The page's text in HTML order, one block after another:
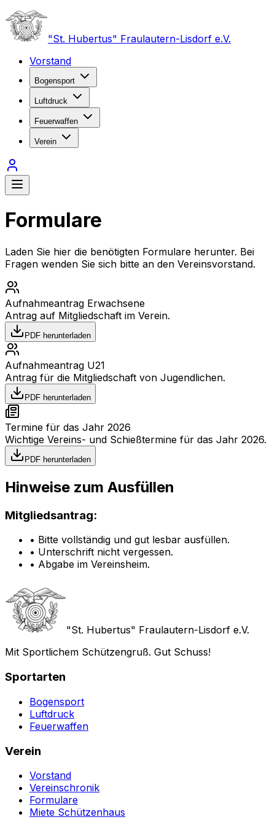
"St. Hubertus" Fraulautern-Lisdorf e.V.
Vorstand
Bogensport
Luftdruck
Feuerwaffen
Verein
Formulare
Laden Sie hier die benötigten Formulare herunter. Bei
Fragen wenden Sie sich bitte an den Vereinsvorstand.
Aufnahmeantrag Erwachsene
Antrag auf Mitgliedschaft im Verein.
PDF herunterladen
Aufnahmeantrag U21
Antrag für die Mitgliedschaft von Jugendlichen.
PDF herunterladen
Termine für das Jahr 2026
Wichtige Vereins- und Schießtermine für das Jahr 2026.
PDF herunterladen
Hinweise zum Ausfüllen
Mitgliedsantrag:
• Bitte vollständig und gut lesbar ausfüllen.
• Unterschrift nicht vergessen.
• Abgabe im Vereinsheim.
"St. Hubertus" Fraulautern-Lisdorf e.V.
Mit Sportlichem Schützengruß. Gut Schuss!
Sportarten
Bogensport
Luftdruck
Feuerwaffen
Verein
Vorstand
Vereinschronik
Formulare
Miete Schützenhaus